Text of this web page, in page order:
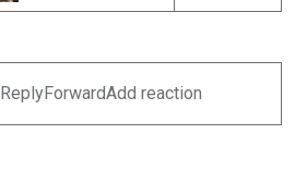
ReplyForwardAdd reaction